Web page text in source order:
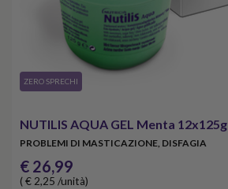
​ZERO SPRECHI
NUTILIS AQUA GEL Menta 12x125g
PROBLEMI DI MASTICAZIONE, DISFAGIA
€ 26,99
( € 2,25 /unità)